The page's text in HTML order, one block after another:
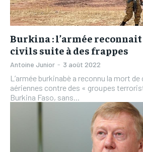
Burkina : l’armée
civils suite à des frappes
Antoine Junior - 3 août 2022
L’armée burkinabè a reconnu la mort
aériennes contre des « groupes
Burkina Faso, sans...